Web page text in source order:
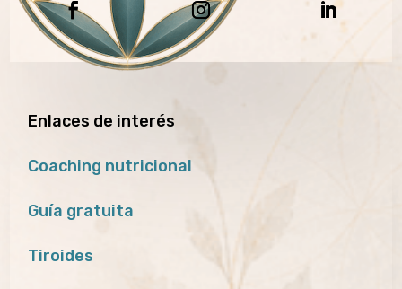
Enlaces de interés
Coaching nutricional
Guía gratuita
Tiroides